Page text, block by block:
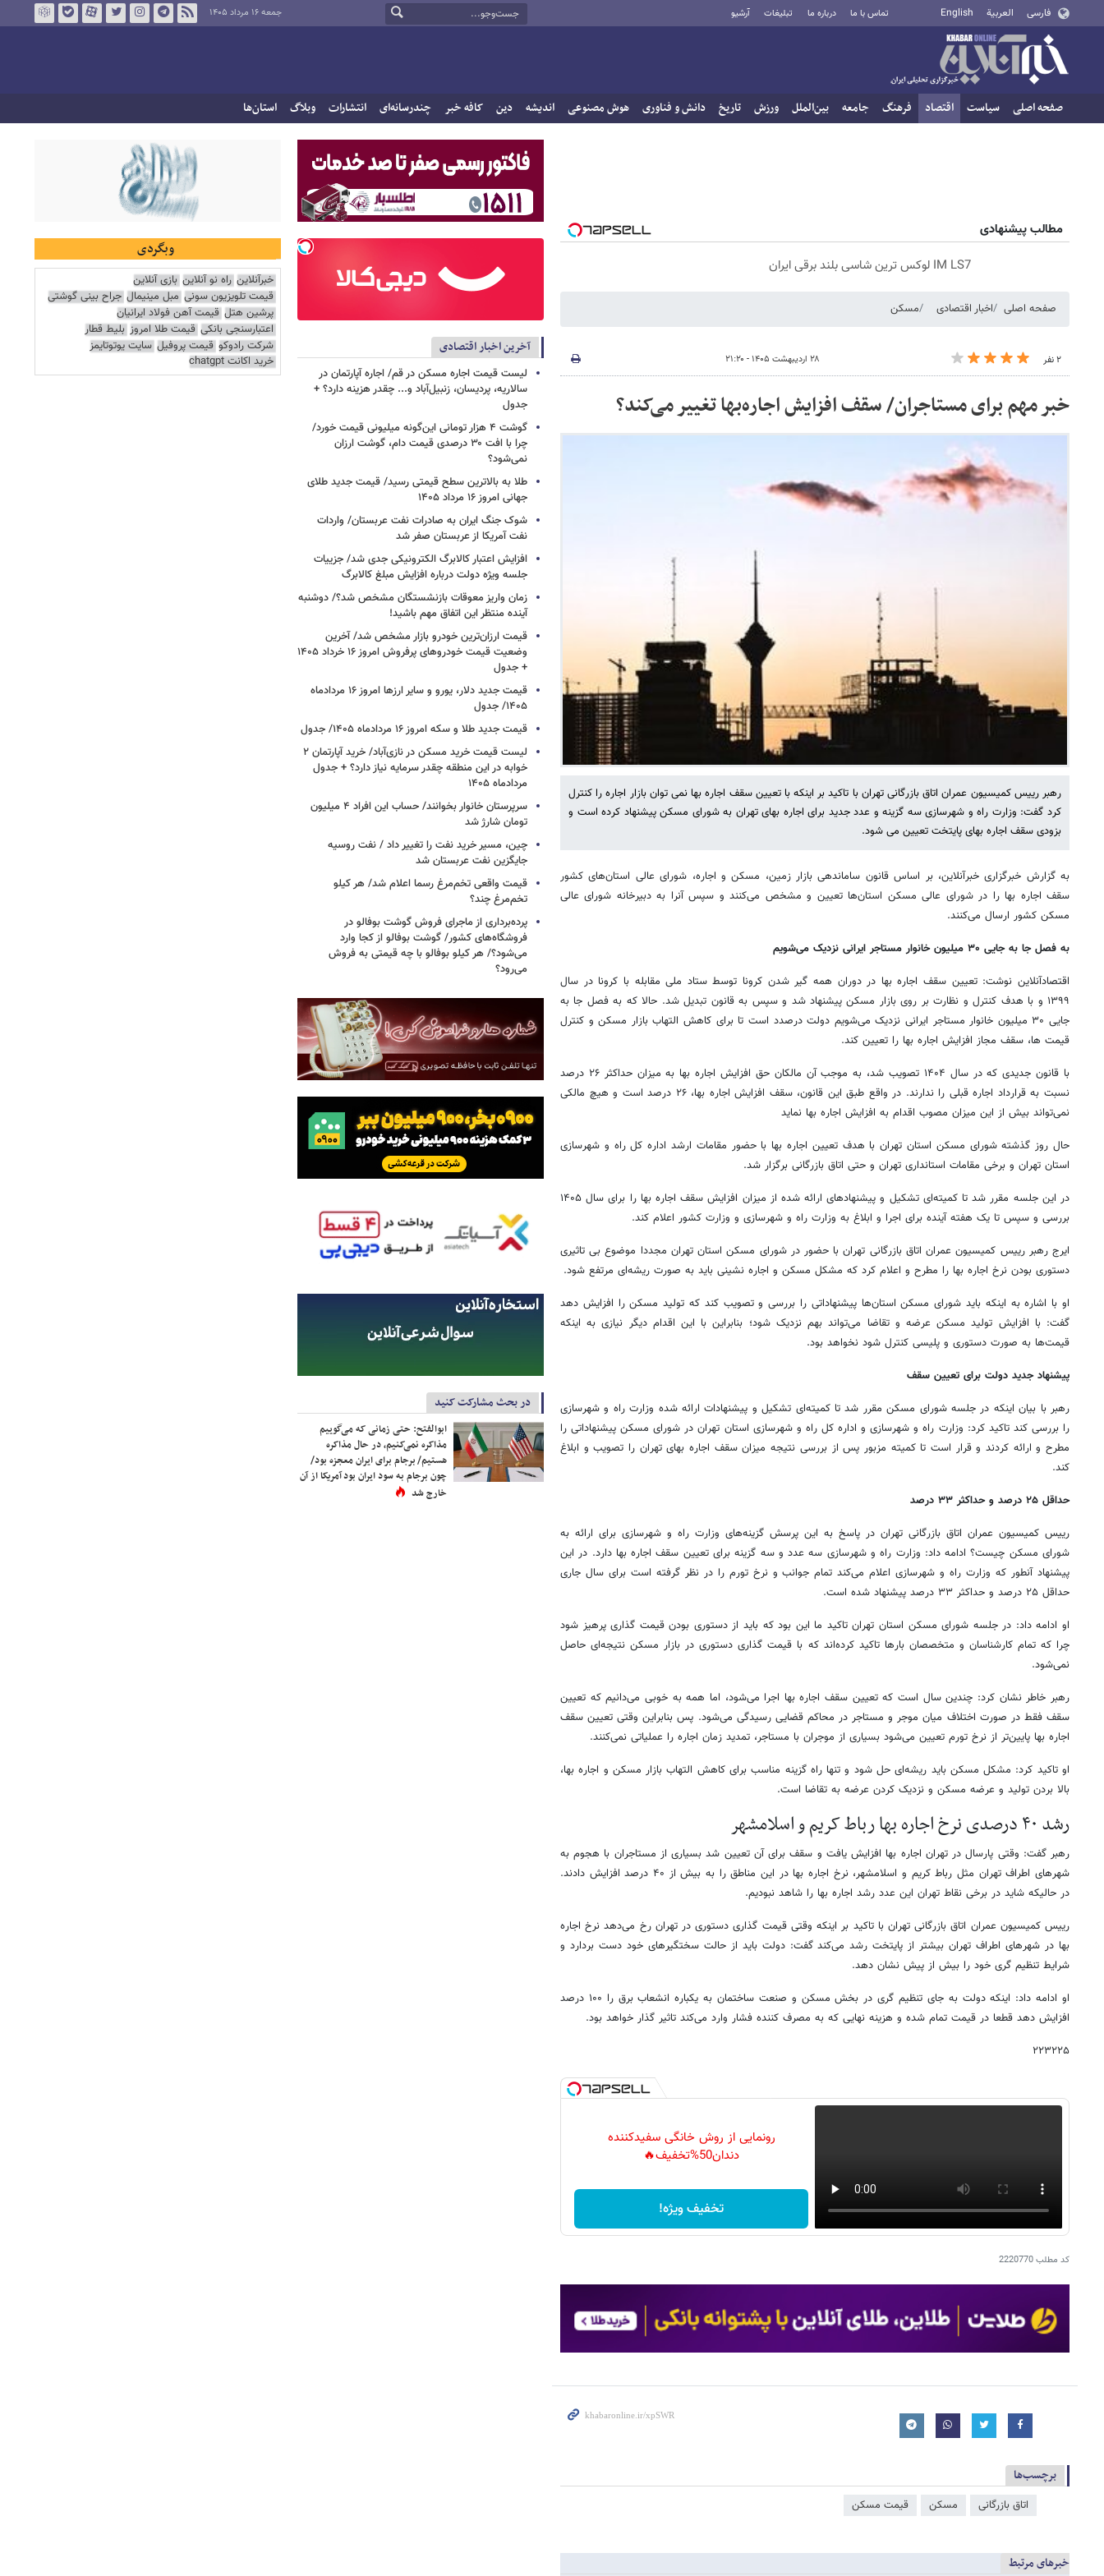
فارسی العربية English تماس با ما درباره ما تبلیغات آرشیو جمعه ۱۶ مرداد ۱۴۰۵
صفحه اصلی سیاست اقتصاد فرهنگ جامعه بین‌الملل ورزش تاریخ دانش و فناوری هوش مصنوعی اندیشه دین کافه خبر چندرسانه‌ای انتشارات وبلاگ استان‌ها
مطالب پیشنهادی
IM LS7 لوکس ترین شاسی بلند برقی ایران
صفحه اصلی اخبار اقتصادی مسکن
۲ نفر ۲۸ اردیبهشت ۱۴۰۵ - ۲۱:۲۰
خبر مهم برای مستاجران/ سقف افزایش اجاره‌بها تغییر می‌کند؟
رهبر رییس کمیسیون عمران اتاق بازرگانی تهران با تاکید بر اینکه با تعیین سقف اجاره بها نمی توان بازار اجاره را کنترل
کرد گفت: وزارت راه و شهرسازی سه گزینه و عدد جدید برای اجاره بهای تهران به شورای مسکن پیشنهاد کرده است و
بزودی سقف اجاره بهای پایتخت تعیین می شود.
به گزارش خبرگزاری خبرآنلاین، بر اساس قانون ساماندهی بازار زمین، مسکن و اجاره، شورای عالی استان‌های کشور
سقف اجاره بها را در شورای عالی مسکن استان‌ها تعیین و مشخص می‌کنند و سپس آنرا به دبیرخانه شورای عالی
مسکن کشور ارسال می‌کنند.
به فصل جا به جایی ۳۰ میلیون خانوار مستاجر ایرانی نزدیک می‌شویم
اقتصادآنلاین نوشت: تعیین سقف اجاره بها در دوران همه گیر شدن کرونا توسط ستاد ملی مقابله با کرونا در سال
۱۳۹۹ و با هدف کنترل و نظارت بر روی بازار مسکن پیشنهاد شد و سپس به قانون تبدیل شد. حالا که به فصل جا به
جایی ۳۰ میلیون خانوار مستاجر ایرانی نزدیک می‌شویم دولت درصدد است تا برای کاهش التهاب بازار مسکن و کنترل
قیمت ها، سقف مجاز افزایش اجاره بها را تعیین کند.
با قانون جدیدی که در سال ۱۴۰۴ تصویب شد، به موجب آن مالکان حق افزایش اجاره بها به میزان حداکثر ۲۶ درصد
نسبت به قرارداد اجاره قبلی را ندارند. در واقع طبق این قانون، سقف افزایش اجاره بها، ۲۶ درصد است و هیچ مالکی
نمی‌تواند بیش از این میزان مصوب اقدام به افزایش اجاره بها نماید
حال روز گذشته شورای مسکن استان تهران با هدف تعیین اجاره بها با حضور مقامات ارشد اداره کل راه و شهرسازی
استان تهران و برخی مقامات استانداری تهران و حتی اتاق بازرگانی برگزار شد.
در این جلسه مقرر شد تا کمیته‌ای تشکیل و پیشنهادهای ارائه شده از میزان افزایش سقف اجاره بها را برای سال ۱۴۰۵
بررسی و سپس تا یک هفته آینده برای اجرا و ابلاغ به وزارت راه و شهرسازی و وزارت کشور اعلام کند.
ایرج رهبر رییس کمیسیون عمران اتاق بازرگانی تهران با حضور در شورای مسکن استان تهران مجددا موضوع بی تاثیری
دستوری بودن نرخ اجاره بها را مطرح و اعلام کرد که مشکل مسکن و اجاره نشینی باید به صورت ریشه‌ای مرتفع شود.
او با اشاره به اینکه باید شورای مسکن استان‌ها پیشنهاداتی را بررسی و تصویب کند که تولید مسکن را افزایش دهد
گفت: با افزایش تولید مسکن عرضه و تقاضا می‌تواند بهم نزدیک شود؛ بنابراین با این اقدام دیگر نیازی به اینکه
قیمت‌ها به صورت دستوری و پلیسی کنترل شود نخواهد بود.
پیشنهاد جدید دولت برای تعیین سقف
رهبر با بیان اینکه در جلسه شورای مسکن مقرر شد تا کمیته‌ای تشکیل و پیشنهادات ارائه شده وزارت راه و شهرسازی
را بررسی کند تاکید کرد: وزارت راه و شهرسازی و اداره کل راه و شهرسازی استان تهران در شورای مسکن پیشنهاداتی را
مطرح و ارائه کردند و قرار است تا کمیته مزبور پس از بررسی نتیجه میزان سقف اجاره بهای تهران را تصویب و ابلاغ
کند.
حداقل ۲۵ درصد و حداکثر ۳۳ درصد
رییس کمیسیون عمران اتاق بازرگانی تهران در پاسخ به این پرسش گزینه‌های وزارت راه و شهرسازی برای ارائه به
شورای مسکن چیست؟ ادامه داد: وزارت راه و شهرسازی سه عدد و سه گزینه برای تعیین سقف اجاره بها دارد. در این
پیشنهاد آنطور که وزارت راه و شهرسازی اعلام می‌کند تمام جوانب و نرخ تورم را در نظر گرفته است برای سال جاری
حداقل ۲۵ درصد و حداکثر ۳۳ درصد پیشنهاد شده است.
او ادامه داد: در جلسه شورای مسکن استان تهران تاکید ما این بود که باید از دستوری بودن قیمت گذاری پرهیز شود
چرا که تمام کارشناسان و متخصصان بارها تاکید کرده‌اند که با قیمت گذاری دستوری در بازار مسکن نتیجه‌ای حاصل
نمی‌شود.
رهبر خاطر نشان کرد: چندین سال است که تعیین سقف اجاره بها اجرا می‌شود، اما همه به خوبی می‌دانیم که تعیین
سقف فقط در صورت اختلاف میان موجر و مستاجر در محاکم قضایی رسیدگی می‌شود. پس بنابراین وقتی تعیین سقف
اجاره بها پایین‌تر از نرخ تورم تعیین می‌شود بسیاری از موجران با مستاجر، تمدید زمان اجاره را عملیاتی نمی‌کنند.
او تاکید کرد: مشکل مسکن باید ریشه‌ای حل شود و تنها راه گزینه مناسب برای کاهش التهاب بازار مسکن و اجاره بها،
بالا بردن تولید و عرضه مسکن و نزدیک کردن عرضه به تقاضا است.
رشد ۴۰ درصدی نرخ اجاره بها رباط کریم و اسلامشهر
رهبر گفت: وقتی پارسال در تهران اجاره بها افزایش یافت و سقف برای آن تعیین شد بسیاری از مستاجران با هجوم به
شهرهای اطراف تهران مثل رباط کریم و اسلامشهر، نرخ اجاره بها در این مناطق را به بیش از ۴۰ درصد افزایش دادند.
در حالیکه شاید در برخی نقاط تهران این عدد رشد اجاره بها را شاهد نبودیم.
رییس کمیسیون عمران اتاق بازرگانی تهران با تاکید بر اینکه وقتی قیمت گذاری دستوری در تهران رخ می‌دهد نرخ اجاره
بها در شهرهای اطراف تهران بیشتر از پایتخت رشد می‌کند گفت: دولت باید از حالت سختگیرهای خود دست بردارد و
شرایط تنظیم گری خود را بیش از پیش نشان دهد.
او ادامه داد: اینکه دولت به جای تنظیم گری در بخش مسکن و صنعت ساختمان به یکباره انشعاب برق را ۱۰۰ درصد
افزایش دهد قطعا در قیمت تمام شده و هزینه نهایی که به مصرف کننده فشار وارد می‌کند تاثیر گذار خواهد بود.
۲۲۳۲۲۵
رونمایی از روش خانگی سفیدکننده
دندان50%تخفیف🔥
تخفیف ویژه!
کد مطلب2220770
برچسب‌ها
اتاق بازرگانی مسکن قیمت مسکن
خبرهای مرتبط
آخرین اخبار اقتصادی
لیست قیمت اجاره مسکن در قم/ اجاره آپارتمان در
سالاریه، پردیسان، زنبیل‌آباد و... چقدر هزینه دارد؟ +
جدول
گوشت ۴ هزار تومانی این‌گونه میلیونی قیمت خورد/
چرا با افت ۳۰ درصدی قیمت دام، گوشت ارزان
نمی‌شود؟
طلا به بالاترین سطح قیمتی رسید/ قیمت جدید طلای
جهانی امروز ۱۶ مرداد ۱۴۰۵
شوک جنگ ایران به صادرات نفت عربستان/ واردات
نفت آمریکا از عربستان صفر شد
افزایش اعتبار کالابرگ الکترونیکی جدی شد/ جزییات
جلسه ویژه دولت درباره افزایش مبلغ کالابرگ
زمان واریز معوقات بازنشستگان مشخص شد؟/ دوشنبه
آینده منتظر این اتفاق مهم باشید!
قیمت ارزان‌ترین خودرو بازار مشخص شد/ آخرین
وضعیت قیمت خودروهای پرفروش امروز ۱۶ خرداد ۱۴۰۵
+ جدول
قیمت جدید دلار، یورو و سایر ارزها امروز ۱۶ مردادماه
۱۴۰۵/ جدول
قیمت جدید طلا و سکه امروز ۱۶ مردادماه ۱۴۰۵/ جدول
لیست قیمت خرید مسکن در نازی‌آباد/ خرید آپارتمان ۲
خوابه در این منطقه چقدر سرمایه نیاز دارد؟ + جدول
مردادماه ۱۴۰۵
سرپرستان خانوار بخوانند/ حساب این افراد ۴ میلیون
تومان شارژ شد
چین، مسیر خرید نفت را تغییر داد / نفت روسیه
جایگزین نفت عربستان شد
قیمت واقعی تخم‌مرغ رسما اعلام شد/ هر کیلو
تخم‌مرغ چند؟
پرده‌برداری از ماجرای فروش گوشت بوفالو در
فروشگاه‌های کشور/ گوشت بوفالو از کجا وارد
می‌شود؟/ هر کیلو بوفالو با چه قیمتی به فروش
می‌رود؟
در بحث مشارکت کنید
ابوالفتح: حتی زمانی که می‌گوییم
مذاکره نمی‌کنیم، در حال مذاکره
هستیم/ برجام برای ایران معجزه بود/
چون برجام به سود ایران بود آمریکا از آن
خارج شد
وبگردی
خبرآنلاین راه نو آنلاین بازی آنلاین
قیمت تلویزیون سونی مبل مینیمال جراح بینی گوشتی
پرشین هتل قیمت آهن فولاد ایرانیان
اعتبارسنجی بانکی قیمت طلا امروز بلیط قطار
شرکت رادوکو قیمت پروفیل سایت یوتوتایمز
خرید اکانت chatgpt